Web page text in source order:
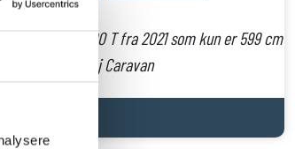
Ahorn Camp 590 T fra 2021 som kun er 599 cm
lang fra Hinshøj Caravan